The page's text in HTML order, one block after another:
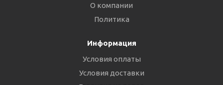
О компании
Политика
Информация
Условия оплаты
Условия доставки